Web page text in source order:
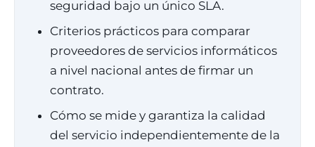
seguridad bajo un único SLA.
Criterios prácticos para comparar
proveedores de servicios informáticos
a nivel nacional antes de firmar un
contrato.
Cómo se mide y garantiza la calidad
del servicio independientemente de la